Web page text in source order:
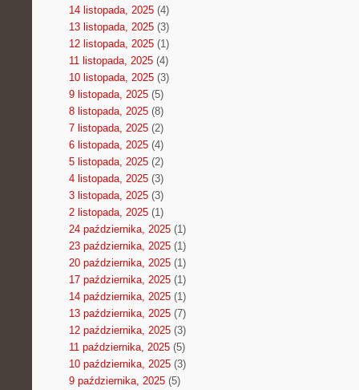
14 listopada, 2025(4)
13 listopada, 2025(3)
12 listopada, 2025(1)
11 listopada, 2025(4)
10 listopada, 2025(3)
9 listopada, 2025(5)
8 listopada, 2025(8)
7 listopada, 2025(2)
6 listopada, 2025(4)
5 listopada, 2025(2)
4 listopada, 2025(3)
3 listopada, 2025(3)
2 listopada, 2025(1)
24 października, 2025(1)
23 października, 2025(1)
20 października, 2025(1)
17 października, 2025(1)
14 października, 2025(1)
13 października, 2025(7)
12 października, 2025(3)
11 października, 2025(5)
10 października, 2025(3)
9 października, 2025(5)